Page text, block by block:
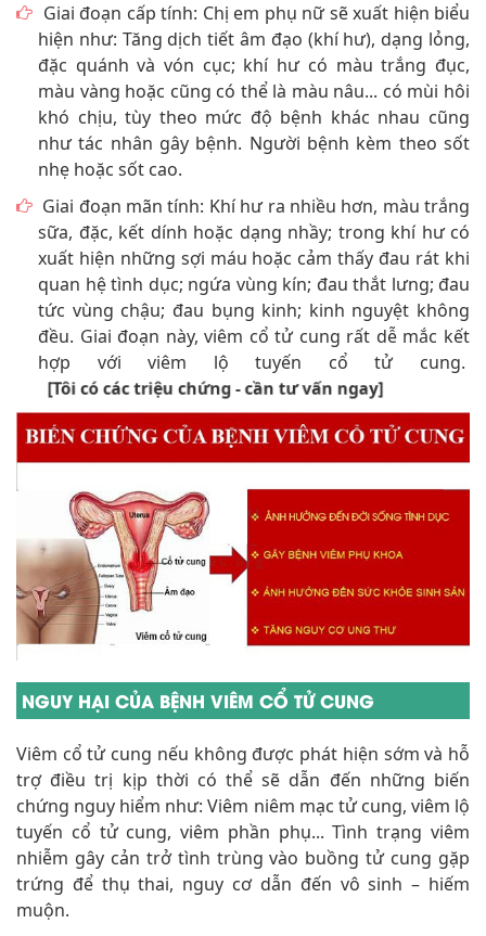
Giai đoạn cấp tính: Chị em phụ nữ sẽ xuất hiện biểu
hiện như: Tăng dịch tiết âm đạo (khí hư), dạng lỏng,
đặc quánh và vón cục; khí hư có màu trắng đục,
màu vàng hoặc cũng có thể là màu nâu... có mùi hôi
khó chịu, tùy theo mức độ bệnh khác nhau cũng
như tác nhân gây bệnh. Người bệnh kèm theo sốt
nhẹ hoặc sốt cao.
Giai đoạn mãn tính: Khí hư ra nhiều hơn, màu trắng
sữa, đặc, kết dính hoặc dạng nhầy; trong khí hư có
xuất hiện những sợi máu hoặc cảm thấy đau rát khi
quan hệ tình dục; ngứa vùng kín; đau thắt lưng; đau
tức vùng chậu; đau bụng kinh; kinh nguyệt không
đều. Giai đoạn này, viêm cổ tử cung rất dễ mắc kết
hợp với viêm lộ tuyến cổ tử cung.
[Tôi có các triệu chứng - cần tư vấn ngay]
NGUY HẠI CỦA BỆNH VIÊM CỔ TỬ CUNG
Viêm cổ tử cung nếu không được phát hiện sớm và hỗ
trợ điều trị kịp thời có thể sẽ dẫn đến những biến
chứng nguy hiểm như: Viêm niêm mạc tử cung, viêm lộ
tuyến cổ tử cung, viêm phần phụ... Tình trạng viêm
nhiễm gây cản trở tình trùng vào buồng tử cung gặp
trứng để thụ thai, nguy cơ dẫn đến vô sinh – hiếm
muộn.